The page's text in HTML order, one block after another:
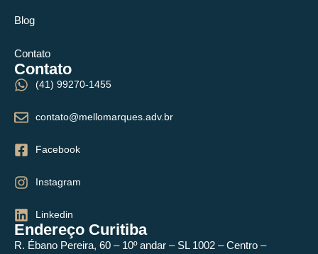
Blog
Contato
Contato
(41) 99270-1455
contato@mellomarques.adv.br
Facebook
Instagram
Linkedin
Endereço Curitiba
R. Ébano Pereira, 60 – 10º andar – SL 1002 – Centro –